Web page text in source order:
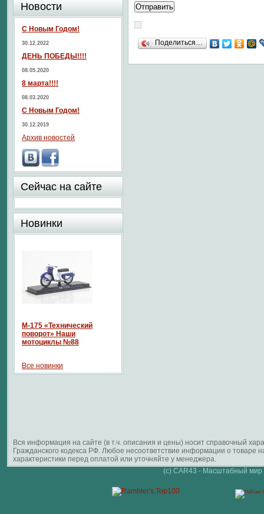
Поделиться…
Новости
С Новым Годом!
30.12.2022
ДЕНЬ ПОБЕДЫ!!!!
08.05.2020
8 марта!!!!
08.03.2020
С Новым Годом!
30.12.2019
Архив новостей
Сейчас на сайте
Новинки
М-175 «Технический
поворот» Наши
мотоциклы №88
Все новинки
Вся информация на сайте (в т.ч. описания и цены) носит справочный
Гражданского кодекса РФ. Любое несоответствие информации о
характеристики перед оплатой или уточняйте у менеджера.
(c) CAR43 - Масштабный мир